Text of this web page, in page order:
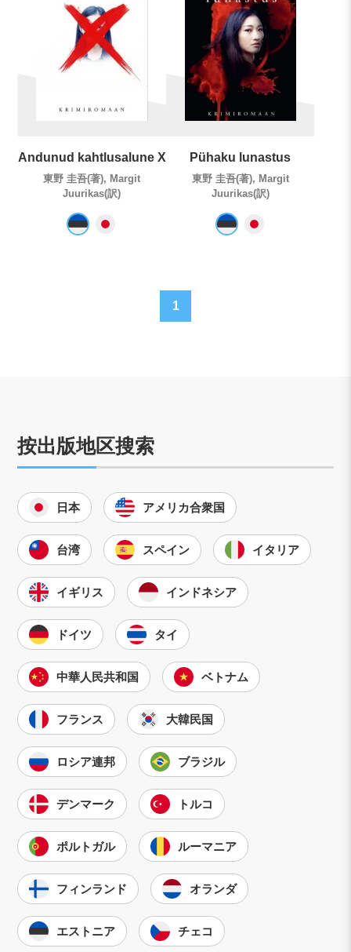
Andunud kahtlusalune X
東野 圭吾(著), Margit
Juurikas(訳)
Pühaku lunastus
東野 圭吾(著), Margit
Juurikas(訳)
1
按出版地区搜索
日本 アメリカ合衆国
台湾 スペイン イタリア
イギリス インドネシア
ドイツ タイ
中華人民共和国 ベトナム
フランス 大韓民国
ロシア連邦 ブラジル
デンマーク トルコ
ポルトガル ルーマニア
フィンランド オランダ
エストニア チェコ